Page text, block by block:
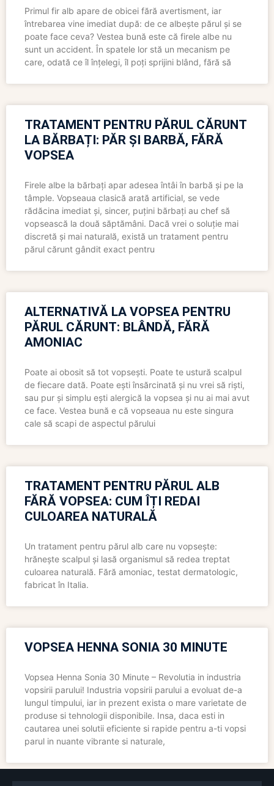
Primul fir alb apare de obicei fără avertisment, iar
întrebarea vine imediat după: de ce albește părul și se
poate face ceva? Vestea bună este că firele albe nu
sunt un accident. În spatele lor stă un mecanism pe
care, odată ce îl înțelegi, îl poți sprijini blând, fără să
TRATAMENT PENTRU PĂRUL CĂRUNT
LA BĂRBAȚI: PĂR ȘI BARBĂ, FĂRĂ
VOPSEA
Firele albe la bărbați apar adesea întâi în barbă și pe la
tâmple. Vopseaua clasică arată artificial, se vede
rădăcina imediat și, sincer, puțini bărbați au chef să
vopsească la două săptămâni. Dacă vrei o soluție mai
discretă și mai naturală, există un tratament pentru
părul cărunt gândit exact pentru
ALTERNATIVĂ LA VOPSEA PENTRU
PĂRUL CĂRUNT: BLÂNDĂ, FĂRĂ
AMONIAC
Poate ai obosit să tot vopsești. Poate te ustură scalpul
de fiecare dată. Poate ești însărcinată și nu vrei să riști,
sau pur și simplu ești alergică la vopsea și nu ai mai avut
ce face. Vestea bună e că vopseaua nu este singura
cale să scapi de aspectul părului
TRATAMENT PENTRU PĂRUL ALB
FĂRĂ VOPSEA: CUM ÎȚI REDAI
CULOAREA NATURALĂ
Un tratament pentru părul alb care nu vopsește:
hrănește scalpul și lasă organismul să redea treptat
culoarea naturală. Fără amoniac, testat dermatologic,
fabricat în Italia.
VOPSEA HENNA SONIA 30 MINUTE
Vopsea Henna Sonia 30 Minute – Revolutia in industria
vopsirii parului! Industria vopsirii parului a evoluat de-a
lungul timpului, iar in prezent exista o mare varietate de
produse si tehnologii disponibile. Insa, daca esti in
cautarea unei solutii eficiente si rapide pentru a-ti vopsi
parul in nuante vibrante si naturale,